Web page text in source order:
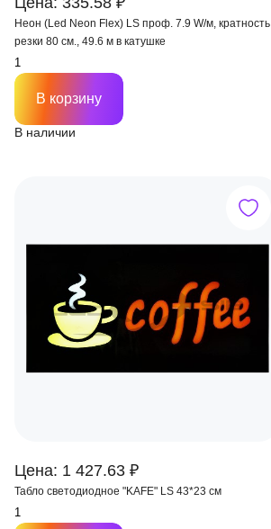
Неон (Led Neon Flex) LS проф. 7.9 W/м, кратность
резки 80 см., 49.6 м в катушке
В наличии
В корзину
Цена: 1 427.63 ₽
Табло светодиодное "KAFE" LS 43*23 см